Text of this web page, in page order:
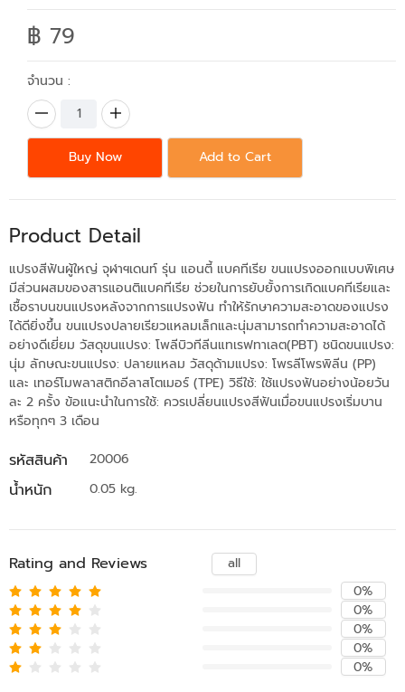
฿ 79
จำนวน :
Buy Now Add to Cart
Product Detail
แปรงสีฟันผู้ใหญ่ จุฬาฯเดนท์ รุ่น แอนตี้ แบคทีเรีย ขนแปรงออกแบบพิเศษ
มีส่วนผสมของสารแอนติแบคทีเรีย ช่วยในการยับยั้งการเกิดแบคทีเรียและ
เชื้อราบนขนแปรงหลังจากการแปรงฟัน ทำให้รักษาความสะอาดของแปรง
ได้ดียิ่งขึ้น ขนแปรงปลายเรียวแหลมเล็กและนุ่มสามารถทำความสะอาดได้
อย่างดีเยี่ยม วัสดุขนแปรง: โพลีบิวทีลีนแทเรฟทาเลต(PBT) ชนิดขนแปรง:
นุ่ม ลักษณะขนแปรง: ปลายแหลม วัสดุด้ามแปรง: โพรลีโพรพิลีน (PP)
และ เทอร์โมพลาสติกอีลาสโตเมอร์ (TPE) วิธีใช้: ใช้แปรงฟันอย่างน้อยวัน
ละ 2 ครั้ง ข้อแนะนำในการใช้: ควรเปลี่ยนแปรงสีฟันเมื่อขนแปรงเริ่มบาน
หรือทุกๆ 3 เดือน
รหัสสินค้า 20006
น้ำหนัก 0.05 kg.
Rating and Reviews
all
0%
0%
0%
0%
0%